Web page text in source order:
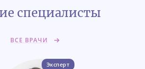
специалисты
ВСЕ ВРАЧИ
Эксперт